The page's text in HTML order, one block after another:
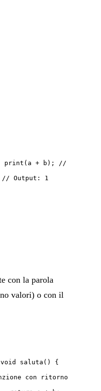
+ b); //
Output: 1
con la parola
valori) o con il
void saluta() {
con ritorno